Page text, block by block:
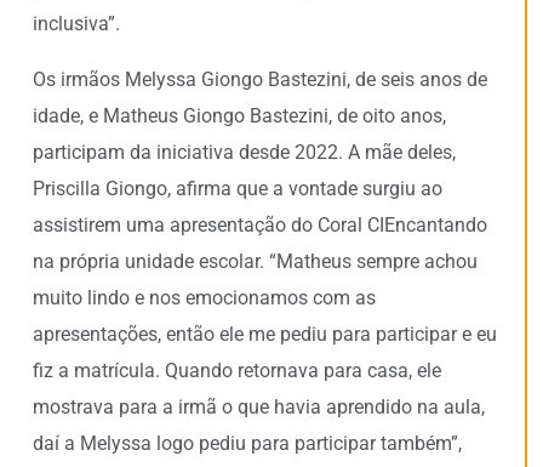
inclusiva”.
Os irmãos Melyssa Giongo Bastezini, de seis anos de
idade, e Matheus Giongo Bastezini, de oito anos,
participam da iniciativa desde 2022. A mãe deles,
Priscilla Giongo, afirma que a vontade surgiu ao
assistirem uma apresentação do Coral CIEncantando
na própria unidade escolar. “Matheus sempre achou
muito lindo e nos emocionamos com as
apresentações, então ele me pediu para participar e eu
fiz a matrícula. Quando retornava para casa, ele
mostrava para a irmã o que havia aprendido na aula,
daí a Melyssa logo pediu para participar também”,